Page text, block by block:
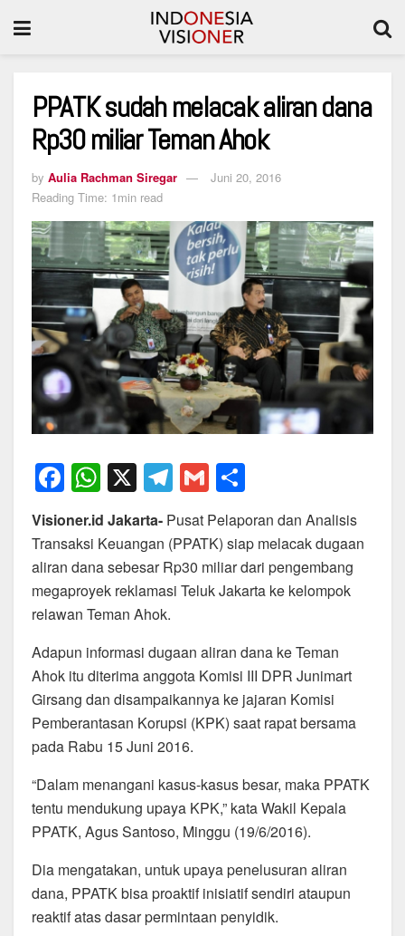
PPATK sudah melacak aliran dana
Rp30 miliar Teman Ahok
by Aulia Rachman Siregar
Juni 20, 2016
Reading Time: 1min read
F
a
c
e
b
o
o
k
W
h
at
s
A
p
p
X T
el
e
gr
a
G
m
ail
h
ar
e
Visioner.id Jakarta- Pusat Pelaporan dan Analisis
Transaksi Keuangan (PPATK) siap melacak dugaan
aliran dana sebesar Rp30 miliar dari pengembang
megaproyek reklamasi Teluk Jakarta ke kelompok
relawan Teman Ahok.
Adapun informasi dugaan aliran dana ke Teman
Ahok itu diterima anggota Komisi III DPR Junimart
Girsang dan disampaikannya ke jajaran Komisi
Pemberantasan Korupsi (KPK) saat rapat bersama
pada Rabu 15 Juni 2016.
“Dalam menangani kasus-kasus besar, maka PPATK
tentu mendukung upaya KPK,” kata‎ Wakil Kepala
PPATK, Agus Santoso, Minggu (19/6/2016).
Dia mengatakan, untuk upaya penelusuran aliran
dana, PPATK bisa proaktif inisiatif sendiri ataupun
reaktif atas dasar ‎permintaan penyidik.